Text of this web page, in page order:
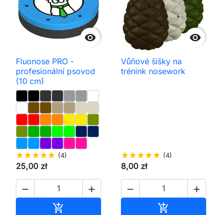

Fluonose PRO -
profesionální psovod
(10 cm)
starstarstarstarstar (4)
25,00 zł
 


Vůňové šišky na
trénink nosework
starstarstarstarstar (4)
8,00 zł
 
